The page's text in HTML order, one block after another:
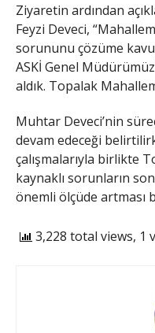
Ziyaretin ardından
Feyzi Deveci,
sorununu çözüme
ASKİ Genel
aldık. Topalak
Muhtar Deveci’nin
devam edeceği
çalışmalarıyla birlikte
kaynaklı sorunların
önemli ölçüde artması
3,228 total views, 1